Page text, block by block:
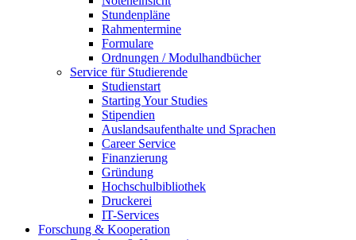
Stundenpläne
Rahmentermine
Formulare
Ordnungen / Modulhandbücher
Service für Studierende
Studienstart
Starting Your Studies
Stipendien
Auslandsaufenthalte und Sprachen
Career Service
Finanzierung
Gründung
Hochschulbibliothek
Druckerei
IT-Services
Forschung & Kooperation